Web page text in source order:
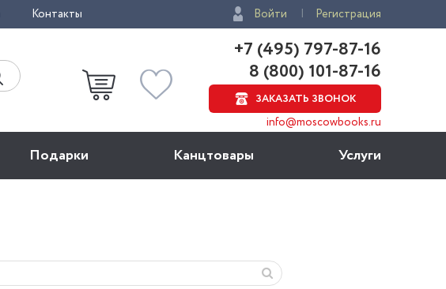
Контакты Войти Регистрация
+7 (495) 797-87-16
8 (800) 101-87-16
ЗАКАЗАТЬ ЗВОНОК
info@moscowbooks.ru
Подарки Канцтовары Услуги